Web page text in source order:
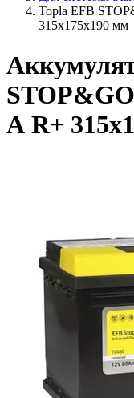
Topla EFB
315x175x190 мм
А R+